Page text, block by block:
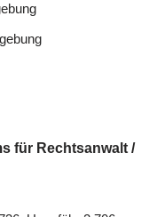
für Rechtsanwalt /